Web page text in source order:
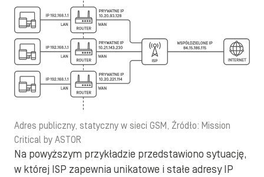
Adres publiczny, statyczny w sieci GSM, Źródło: Mission
Critical by ASTOR
Na powyższym przykładzie przedstawiono sytuację,
w której ISP zapewnia unikatowe i stałe adresy IP